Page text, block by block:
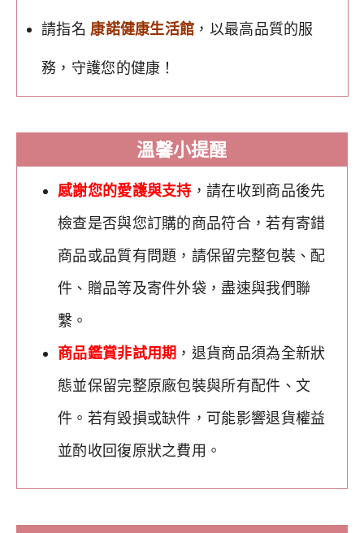
請指名 康諾健康生活館 ，以最高品質的服
務，守護您的健康！
溫馨小提醒
感謝您的愛護與支持 ，請在收到商品後先
檢查是否與您訂購的商品符合，若有寄錯
商品或品質有問題，請保留完整包裝、配
件、贈品等及寄件外袋，盡速與我們聯
繫。
商品鑑賞非試用期 ，退貨商品須為全新狀
態並保留完整原廠包裝與所有配件、文
件。若有毀損或缺件，可能影響退貨權益
並酌收回復原狀之費用。